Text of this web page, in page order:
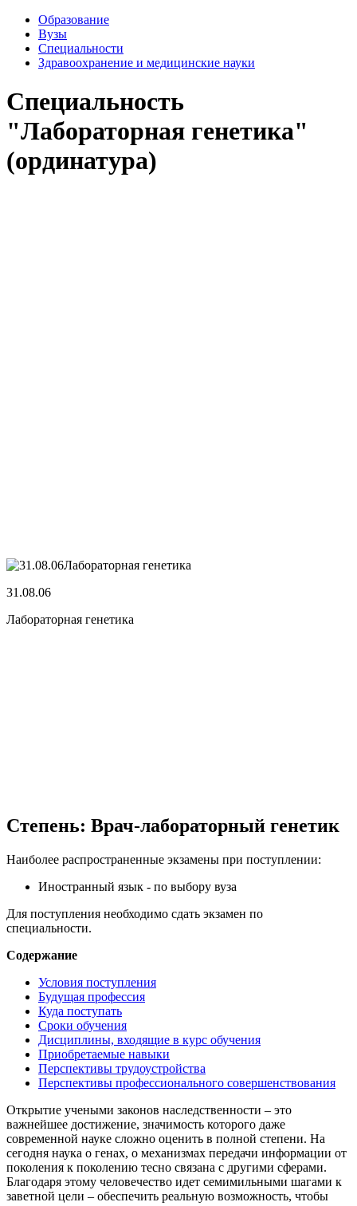
Образование
Вузы
Специальности
Здравоохранение и медицинские науки
Специальность
"Лабораторная генетика"
(ординатура)
31.08.06
Лабораторная генетика
Степень: Врач-лабораторный генетик
Наиболее распространенные экзамены при поступлении:
Иностранный язык - по выбору вуза
Для поступления необходимо сдать экзамен по
специальности.
Содержание
Условия поступления
Будущая профессия
Куда поступать
Сроки обучения
Дисциплины, входящие в курс обучения
Приобретаемые навыки
Перспективы трудоустройства
Перспективы профессионального совершенствования
Открытие учеными законов наследственности – это
важнейшее достижение, значимость которого даже
современной науке сложно оценить в полной степени. На
сегодня наука о генах, о механизмах передачи информации от
поколения к поколению тесно связана с другими сферами.
Благодаря этому человечество идет семимильными шагами к
заветной цели – обеспечить реальную возможность, чтобы